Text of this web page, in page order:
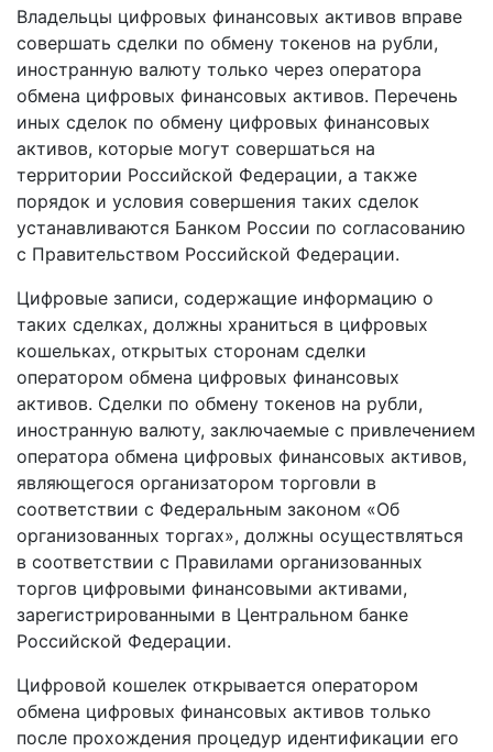
Владельцы цифровых финансовых активов вправе
совершать сделки по обмену токенов на рубли,
иностранную валюту только через оператора
обмена цифровых финансовых активов. Перечень
иных сделок по обмену цифровых финансовых
активов, которые могут совершаться на
территории Российской Федерации, а также
порядок и условия совершения таких сделок
устанавливаются Банком России по согласованию
с Правительством Российской Федерации.
Цифровые записи, содержащие информацию о
таких сделках, должны храниться в цифровых
кошельках, открытых сторонам сделки
оператором обмена цифровых финансовых
активов. Сделки по обмену токенов на рубли,
иностранную валюту, заключаемые с привлечением
оператора обмена цифровых финансовых активов,
являющегося организатором торговли в
соответствии с Федеральным законом «Об
организованных торгах», должны осуществляться
в соответствии с Правилами организованных
торгов цифровыми финансовыми активами,
зарегистрированными в Центральном банке
Российской Федерации.
Цифровой кошелек открывается оператором
обмена цифровых финансовых активов только
после прохождения процедур идентификации его